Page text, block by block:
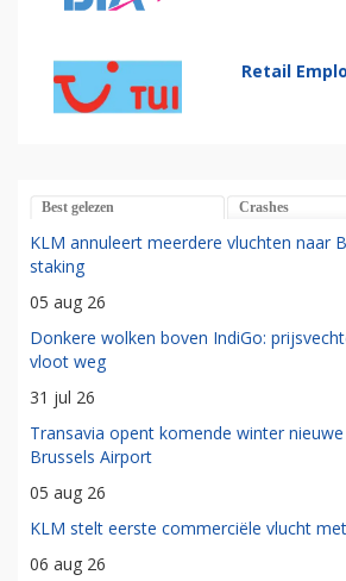
Retail
Best gelezen Crashes
KLM annuleert meerdere vluchten naar
staking
05 aug 26
Donkere wolken boven IndiGo:
vloot weg
31 jul 26
Transavia opent komende winter
Brussels Airport
05 aug 26
KLM stelt eerste commerciële vlucht
06 aug 26